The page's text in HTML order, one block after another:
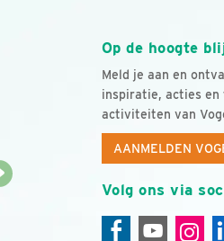
Op de hoogte
Meld je aan en
inspiratie, acties en
activiteiten van
AANMELDEN
Volg ons via